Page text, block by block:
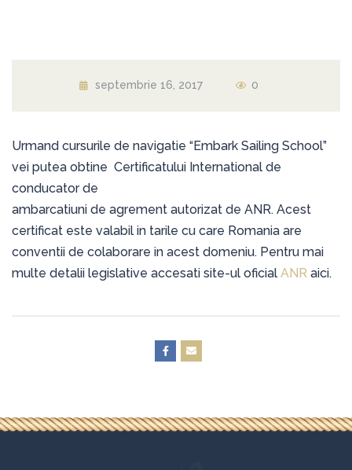
septembrie 16, 2017 0
Urmand cursurile de navigatie “Embark Sailing School”
vei putea obtine Certificatului International de
conducator de
ambarcatiuni de agrement autorizat de ANR. Acest
certificat este valabil in tarile cu care Romania are
conventii de colaborare in acest domeniu. Pentru mai
multe detalii legislative accesati site-ul oficial ANR aici.